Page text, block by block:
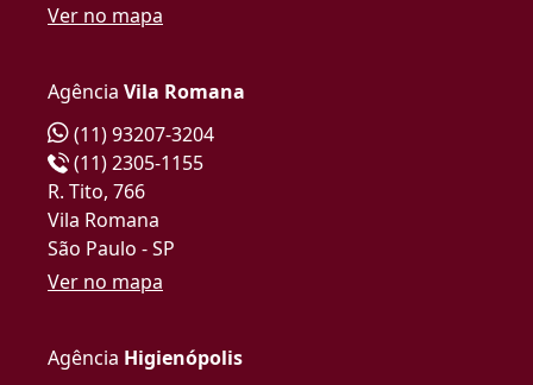
Ver no mapa
Agência Vila Romana
(11) 93207-3204
(11) 2305-1155
R. Tito, 766
Vila Romana
São Paulo - SP
Ver no mapa
Agência Higienópolis